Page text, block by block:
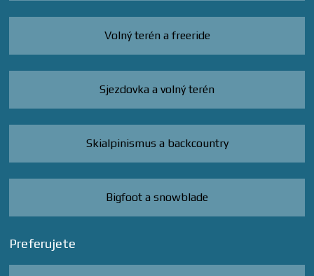
Volný terén a freeride
Sjezdovka a volný terén
Skialpinismus a backcountry
Bigfoot a snowblade
Preferujete